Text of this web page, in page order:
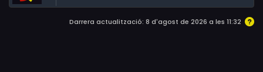
Darrera actualització: 8 d'agost de 2026 a les 11:32